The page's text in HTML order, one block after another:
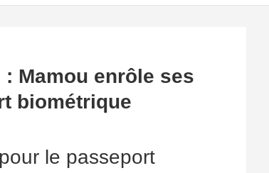
Mamou enrôle ses
biométrique
le passeport